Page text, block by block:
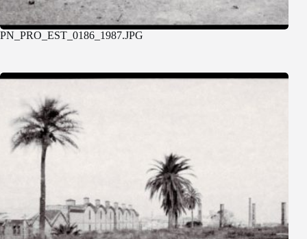
PN_PRO_EST_0186_1987.JPG